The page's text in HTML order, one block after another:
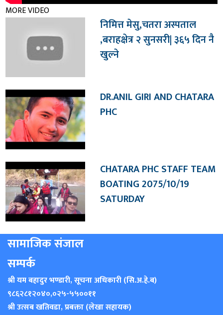
MORE VIDEO
निमित्त मेसु,चतरा अस्पताल
,बराहक्षेत्र २ सुनसरी| ३६५ दिन नै
खुल्ने
DR.ANIL GIRI AND CHATARA
PHC
CHATARA PHC STAFF TEAM
BOATING 2075/10/19
SATURDAY
सामाजिक संजाल
सम्पर्क
श्री यम बहादुर भण्डारी, सूचना अधिकारी (सि.अ.हे.ब)
९८६२८१२०४०,०२५-५५००११
श्री उत्सब खतिवडा, प्रबक्ता (लेखा सहायक)